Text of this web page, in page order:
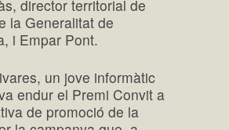
director territorial de
la Generalitat de
i Empar Pont.
un jove informàtic
endur el Premi Convit a
de promoció de la